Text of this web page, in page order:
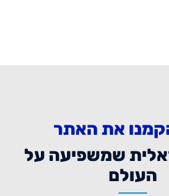
את האתר
שמשפיעה על
העולם